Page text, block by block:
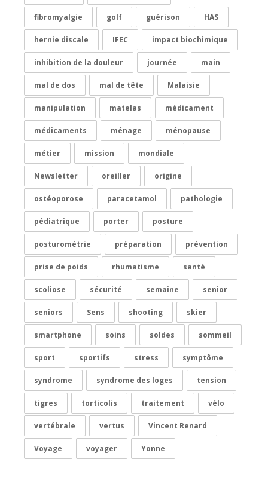
fibromyalgie golf guérison HAS
hernie discale IFEC impact biochimique
inhibition de la douleur journée main
mal de dos mal de tête Malaisie
manipulation matelas médicament
médicaments ménage ménopause
métier mission mondiale
Newsletter oreiller origine
ostéoporose paracetamol pathologie
pédiatrique porter posture
posturométrie préparation prévention
prise de poids rhumatisme santé
scoliose sécurité semaine senior
seniors Sens shooting skier
smartphone soins soldes sommeil
sport sportifs stress symptôme
syndrome syndrome des loges tension
tigres torticolis traitement vélo
vertébrale vertus Vincent Renard
Voyage voyager Yonne